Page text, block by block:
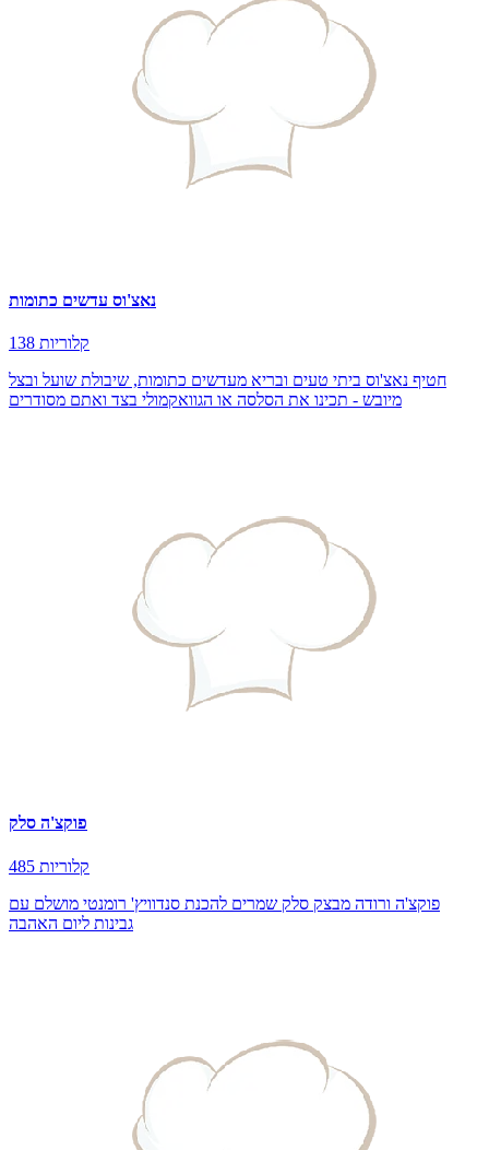
נאצ'וס עדשים כתומות
138 קלוריות
חטיף נאצ'וס ביתי טעים ובריא מעדשים כתומות, שיבולת שועל ובצל
מיובש - תכינו את הסלסה או הגוואקמולי בצד ואתם מסודרים
פוקצ'ה סלק
485 קלוריות
פוקצ'ה ורודה מבצק סלק שמרים להכנת סנדוויץ' רומנטי מושלם עם
גבינות ליום האהבה